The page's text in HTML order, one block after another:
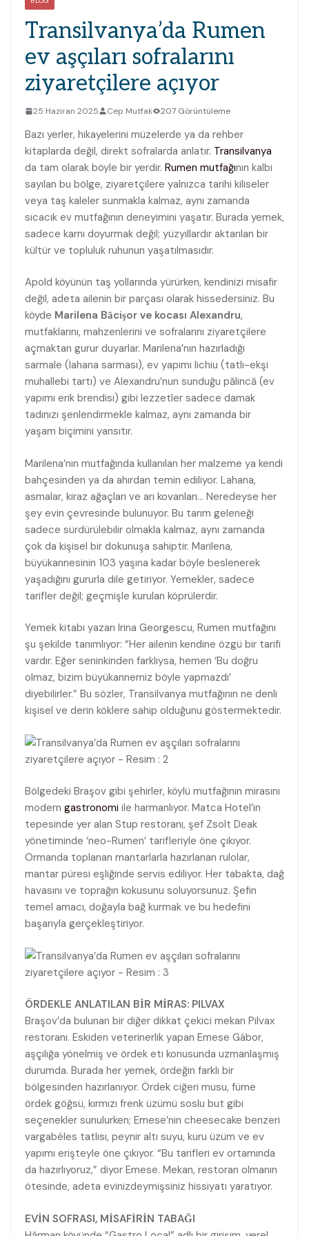
Transilvanya’da Rumen
ev aşçıları sofralarını
ziyaretçilere açıyor
25 Haziran 2025 Cep Mutfak 207 Görüntüleme
Bazı yerler, hikayelerini müzelerde ya da rehber
kitaplarda değil, direkt sofralarda anlatır. Transilvanya
da tam olarak böyle bir yerdir. Rumen mutfağının kalbi
sayılan bu bölge, ziyaretçilere yalnızca tarihi kiliseler
veya taş kaleler sunmakla kalmaz, aynı zamanda
sıcacık ev mutfağının deneyimini yaşatır. Burada yemek,
sadece karnı doyurmak değil; yüzyıllardır aktarılan bir
kültür ve topluluk ruhunun yaşatılmasıdır.
Apold köyünün taş yollarında yürürken, kendinizi misafir
değil, adeta ailenin bir parçası olarak hissedersiniz. Bu
köyde Marilena Băcişor ve kocası Alexandru,
mutfaklarını, mahzenlerini ve sofralarını ziyaretçilere
açmaktan gurur duyarlar. Marilena’nın hazırladığı
sarmale (lahana sarması), ev yapımı lichiu (tatlı-ekşi
muhallebi tartı) ve Alexandru’nun sunduğu pălincă (ev
yapımı erik brendisi) gibi lezzetler sadece damak
tadınızı şenlendirmekle kalmaz, aynı zamanda bir
yaşam biçimini yansıtır.
Marilena’nın mutfağında kullanılan her malzeme ya kendi
bahçesinden ya da ahırdan temin ediliyor. Lahana,
asmalar, kiraz ağaçları ve arı kovanları… Neredeyse her
şey evin çevresinde bulunuyor. Bu tarım geleneği
sadece sürdürülebilir olmakla kalmaz, aynı zamanda
çok da kişisel bir dokunuşa sahiptir. Marilena,
büyükannesinin 103 yaşına kadar böyle beslenerek
yaşadığını gururla dile getiriyor. Yemekler, sadece
tarifler değil; geçmişle kurulan köprülerdir.
Yemek kitabı yazarı Irina Georgescu, Rumen mutfağını
şu şekilde tanımlıyor: “Her ailenin kendine özgü bir tarifi
vardır. Eğer seninkinden farklıysa, hemen ‘Bu doğru
olmaz, bizim büyükannemiz böyle yapmazdı’
diyebilirler.” Bu sözler, Transilvanya mutfağının ne denli
kişisel ve derin köklere sahip olduğunu göstermektedir.
Bölgedeki Braşov gibi şehirler, köylü mutfağının mirasını
modern gastronomi ile harmanlıyor. Matca Hotel’in
tepesinde yer alan Stup restoranı, şef Zsolt Deak
yönetiminde ‘neo-Rumen’ tarifleriyle öne çıkıyor.
Ormanda toplanan mantarlarla hazırlanan rulolar,
mantar püresi eşliğinde servis ediliyor. Her tabakta, dağ
havasını ve toprağın kokusunu soluyorsunuz. Şefin
temel amacı, doğayla bağ kurmak ve bu hedefini
başarıyla gerçekleştiriyor.
ÖRDEKLE ANLATILAN BİR MİRAS: PILVAX
Braşov’da bulunan bir diğer dikkat çekici mekan Pilvax
restoranı. Eskiden veterinerlik yapan Emese Gábor,
aşçılığa yönelmiş ve ördek eti konusunda uzmanlaşmış
durumda. Burada her yemek, ördeğin farklı bir
bölgesinden hazırlanıyor. Ördek ciğeri musu, füme
ördek göğsü, kırmızı frenk üzümü soslu but gibi
seçenekler sunulurken; Emese’nin cheesecake benzeri
vargabéles tatlısı, peynir altı suyu, kuru üzüm ve ev
yapımı erişteyle öne çıkıyor. “Bu tarifleri ev ortamında
da hazırlıyoruz,” diyor Emese. Mekan, restoran olmanın
ötesinde, adeta evinizdeymişsiniz hissiyatı yaratıyor.
EVİN SOFRASI, MİSAFİRİN TABAĞI